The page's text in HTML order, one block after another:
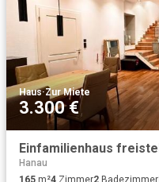
Haus·Zur Miete
3.300 €
Hanau